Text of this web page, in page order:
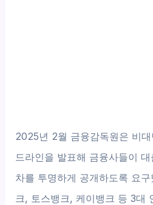
2025년 2월 금융감독원은 비
드라인을 발표해 금융사들이
차를 투명하게 공개하도록 요
크, 토스뱅크, 케이뱅크 등 3대